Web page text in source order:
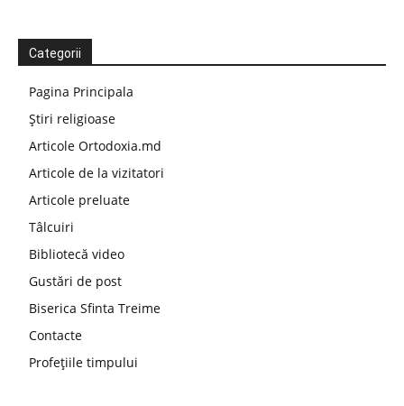
Categorii
Pagina Principala
Știri religioase
Articole Ortodoxia.md
Articole de la vizitatori
Articole preluate
Tâlcuiri
Bibliotecă video
Gustări de post
Biserica Sfinta Treime
Contacte
Profețiile timpului